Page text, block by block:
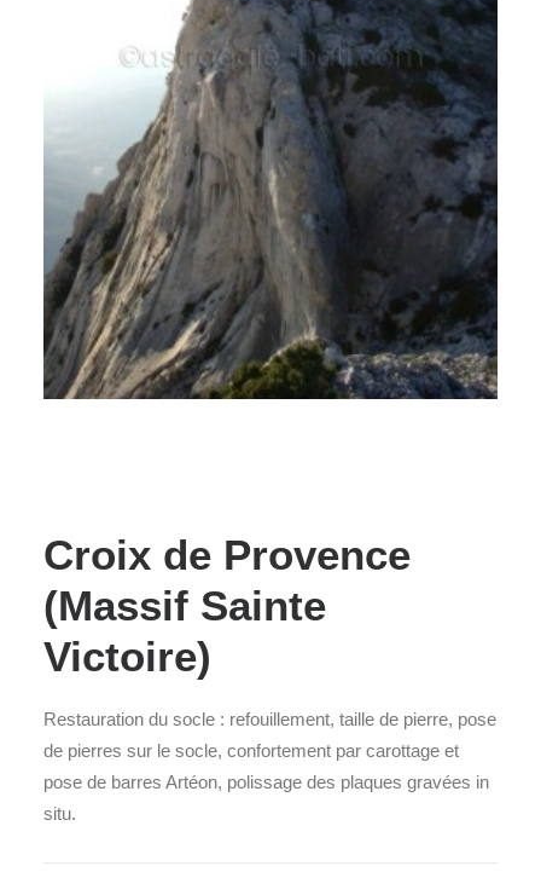
Croix de Provence
(Massif Sainte
Victoire)
Restauration du socle : refouillement, taille de pierre, pose
de pierres sur le socle, confortement par carottage et
pose de barres Artéon, polissage des plaques gravées in
situ.